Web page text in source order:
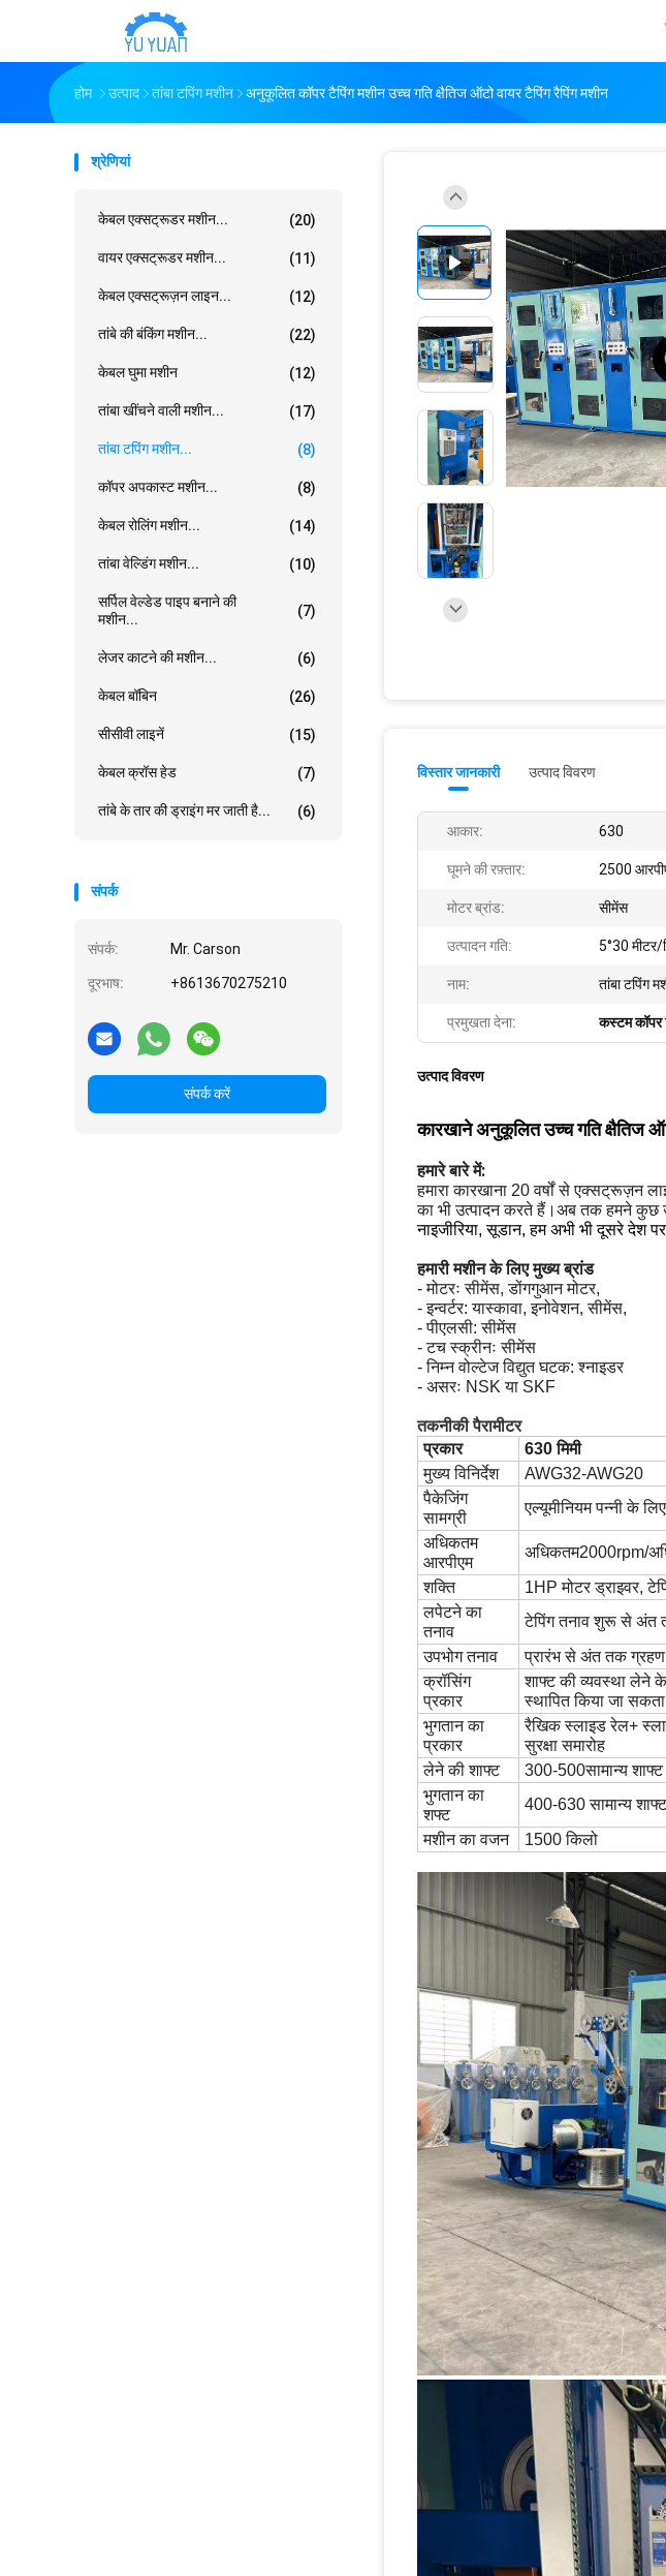
होम उत्पाद तांबा टपिंग मशीन अनुकूलित कॉपर टैपिंग मशीन उच्च गति क्षैतिज ऑटो वायर टैपिंग रैपिंग मशीन
श्रेणियां
केबल एक्सट्रूडर मशीन... (20)
वायर एक्सट्रूडर मशीन... (11)
केबल एक्सट्रूज़न लाइन... (12)
तांबे की बंकिंग मशीन... (22)
केबल घुमा मशीन (12)
तांबा खींचने वाली मशीन... (17)
तांबा टपिंग मशीन... (8)
कॉपर अपकास्ट मशीन... (8)
केबल रोलिंग मशीन... (14)
तांबा वेल्डिंग मशीन... (10)
सर्पिल वेल्डेड पाइप बनाने की
मशीन...
(7)
लेजर काटने की मशीन... (6)
केबल बॉबिन (26)
सीसीवी लाइनें (15)
केबल क्रॉस हेड (7)
तांबे के तार की ड्राइंग मर जाती है... (6)
संपर्क
संपर्क: Mr. Carson
दूरभाष: +8613670275210
संपर्क करें
विस्तार जानकारी उत्पाद विवरण
आकार: 630
घूमने की रफ़्तार: 2500
मोटर ब्रांड: सीमेंस
उत्पादन गति: 5°30 मीटर/
नाम: तांबा टपिंग
प्रमुखता देना: कस्टम कॉपर
उत्पाद विवरण
कारखाने अनुकूलित उच्च गति क्षैतिज
हमारे बारे में:
हमारा कारखाना 20 वर्षों से एक्सट्रूज़न
का भी उत्पादन करते हैं।अब तक हमने कुछ
नाइजीरिया, सूडान, हम अभी भी दूसरे देश
हमारी मशीन के लिए मुख्य ब्रांड
- मोटरः सीमेंस, डोंगगुआन मोटर,
- इन्वर्टर: यास्कावा, इनोवेशन, सीमेंस,
- पीएलसी: सीमेंस
- टच स्क्रीनः सीमेंस
- निम्न वोल्टेज विद्युत घटक: श्नाइडर
- असरः NSK या SKF
तकनीकी पैरामीटर
प्रकार
630 मिमी
मुख्य विनिर्देश
AWG32-AWG20
पैकेजिंग
सामग्री
एल्यूमीनियम पन्नी के
अधिकतम
आरपीएम
अधिकतम2000rpm/
शक्ति
1HP मोटर ड्राइवर,
लपेटने का
तनाव
टेपिंग तनाव शुरू से अंत
उपभोग तनाव
प्रारंभ से अंत तक ग्रहण
क्रॉसिंग
प्रकार
शाफ्ट की व्यवस्था लेने
स्थापित किया जा
भुगतान का
प्रकार
रैखिक स्लाइड रेल+
सुरक्षा समारोह
लेने की शाफ्ट
300-500सामान्य शाफ्ट
भुगतान का
शफ्ट
400-630 सामान्य शाफ्ट
मशीन का वजन
1500 किलो